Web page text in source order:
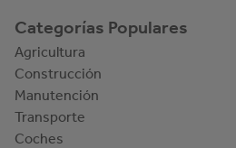
Categorías Populares
Agricultura
Construcción
Manutención
Transporte
Coches